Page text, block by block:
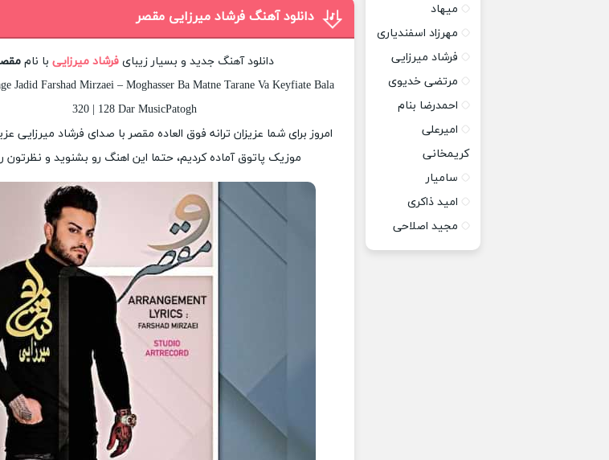
دانلود آهنگ فرشاد میرزایی مقصر
دانلود آهنگ جدید و بسیار زیبای فرشاد میرزاییبا نام
Jadid Farshad Mirzaei – Moghasser Ba Matne Tarane Va Keyfiate Bala
320 | 128 Dar MusicPatogh
امروز برای شما عزیزان ترانه فوق العاده مقصر با صدای فرشاد میرزایی
موزیک پاتوق آماده کردیم، حتما این اهنگ رو بشنوید و نظرتون
میهاد
مهرزاد اسفندیاری
فرشاد میرزایی
مرتضی خدیوی
احمدرضا بنام
امیرعلی
کریمخانی
سامیار
امید ذاکری
مجید اصلاحی